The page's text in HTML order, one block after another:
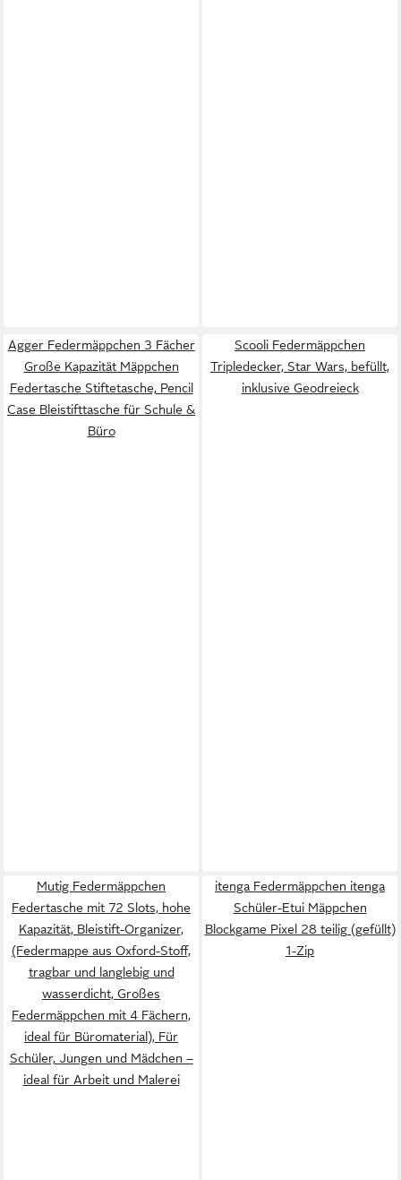
Agger Federmäppchen 3 Fächer
Große Kapazität Mäppchen
Federtasche Stiftetasche, Pencil
Case Bleistifttasche für Schule &
Büro
Scooli Federmäppchen
Tripledecker, Star Wars, befüllt,
inklusive Geodreieck
Mutig Federmäppchen
Federtasche mit 72 Slots, hohe
Kapazität, Bleistift-Organizer,
(Federmappe aus Oxford-Stoff,
tragbar und langlebig und
wasserdicht, Großes
Federmäppchen mit 4 Fächern,
ideal für Büromaterial), Für
Schüler, Jungen und Mädchen –
ideal für Arbeit und Malerei
itenga Federmäppchen itenga
Schüler-Etui Mäppchen
Blockgame Pixel 28 teilig (gefüllt)
1-Zip